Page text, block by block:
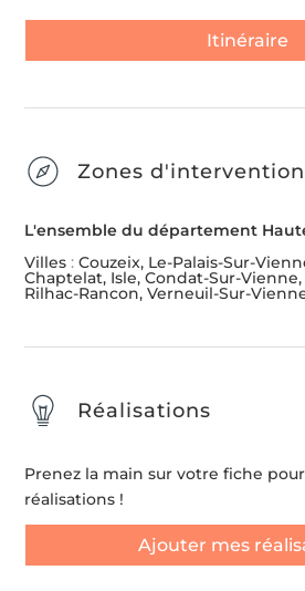
Itinéraire
Zones d'intervention
L'ensemble du département
Villes :Couzeix, Le-Palais-Sur-
Chaptelat, Isle, Condat-Sur-
Rilhac-Rancon, Verneuil-Sur-
Réalisations
Prenez la main sur votre fiche
réalisations !
Ajouter mes